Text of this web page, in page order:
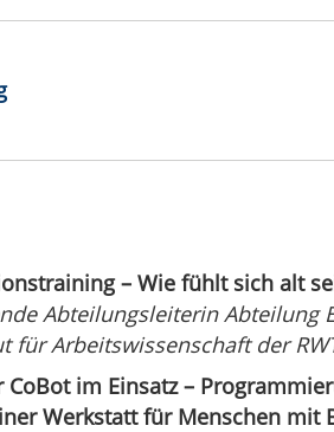
– Wie fühlt sich alt
Abteilungsleiterin Abteilung
für Arbeitswissenschaft der
im Einsatz –
Werkstatt für Menschen mit